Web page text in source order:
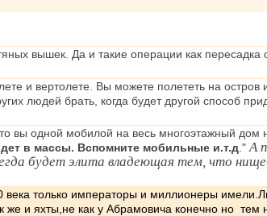
вышек. Да и такие операции как пересадка
и вертолете. Вы можете полететь на остров
людей брать, когда будет другой способ
вы одной мобилой на весь многоэтажный дом
в массы. Вспомните мобильные и.т.д ."А
будет элита владеющая тем, что
только императоры и миллионеры
и яхты,не как у Абрамовича конечно но тем